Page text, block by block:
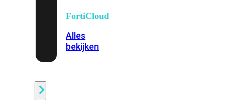
FortiCloud
Alles
bekijken